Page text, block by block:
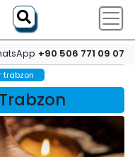
+90 506 771 09 07
trabzon